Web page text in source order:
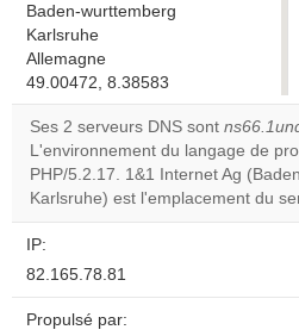
Baden-wurttemberg
Karlsruhe
Allemagne
49.00472, 8.38583
Ses 2 serveurs DNS sont
L'environnement du langage de
PHP/5.2.17. 1&1 Internet Ag
Karlsruhe) est l'emplacement du
IP:
82.165.78.81
Propulsé par: